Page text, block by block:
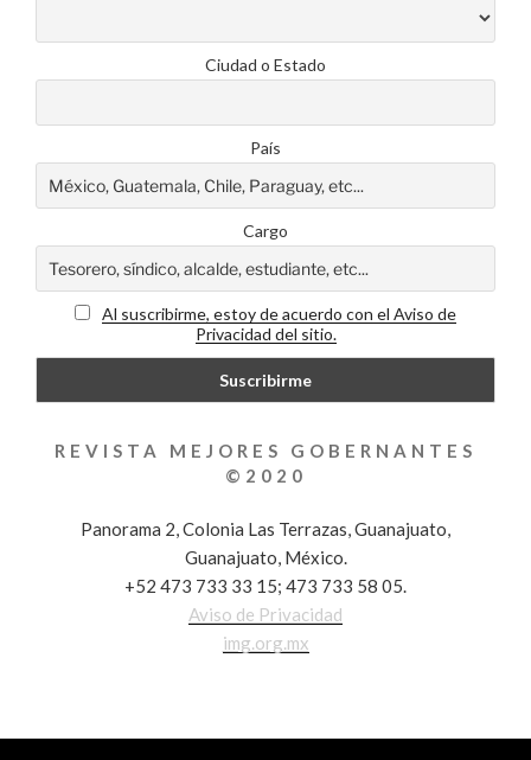
Ciudad o Estado
País
Cargo
Al suscribirme, estoy de acuerdo con el Aviso de
Privacidad del sitio.
REVISTA MEJORES GOBERNANTES
©2020
Panorama 2, Colonia Las Terrazas, Guanajuato,
Guanajuato, México.
+52 473 733 33 15; 473 733 58 05.
Aviso de Privacidad
img.org.mx